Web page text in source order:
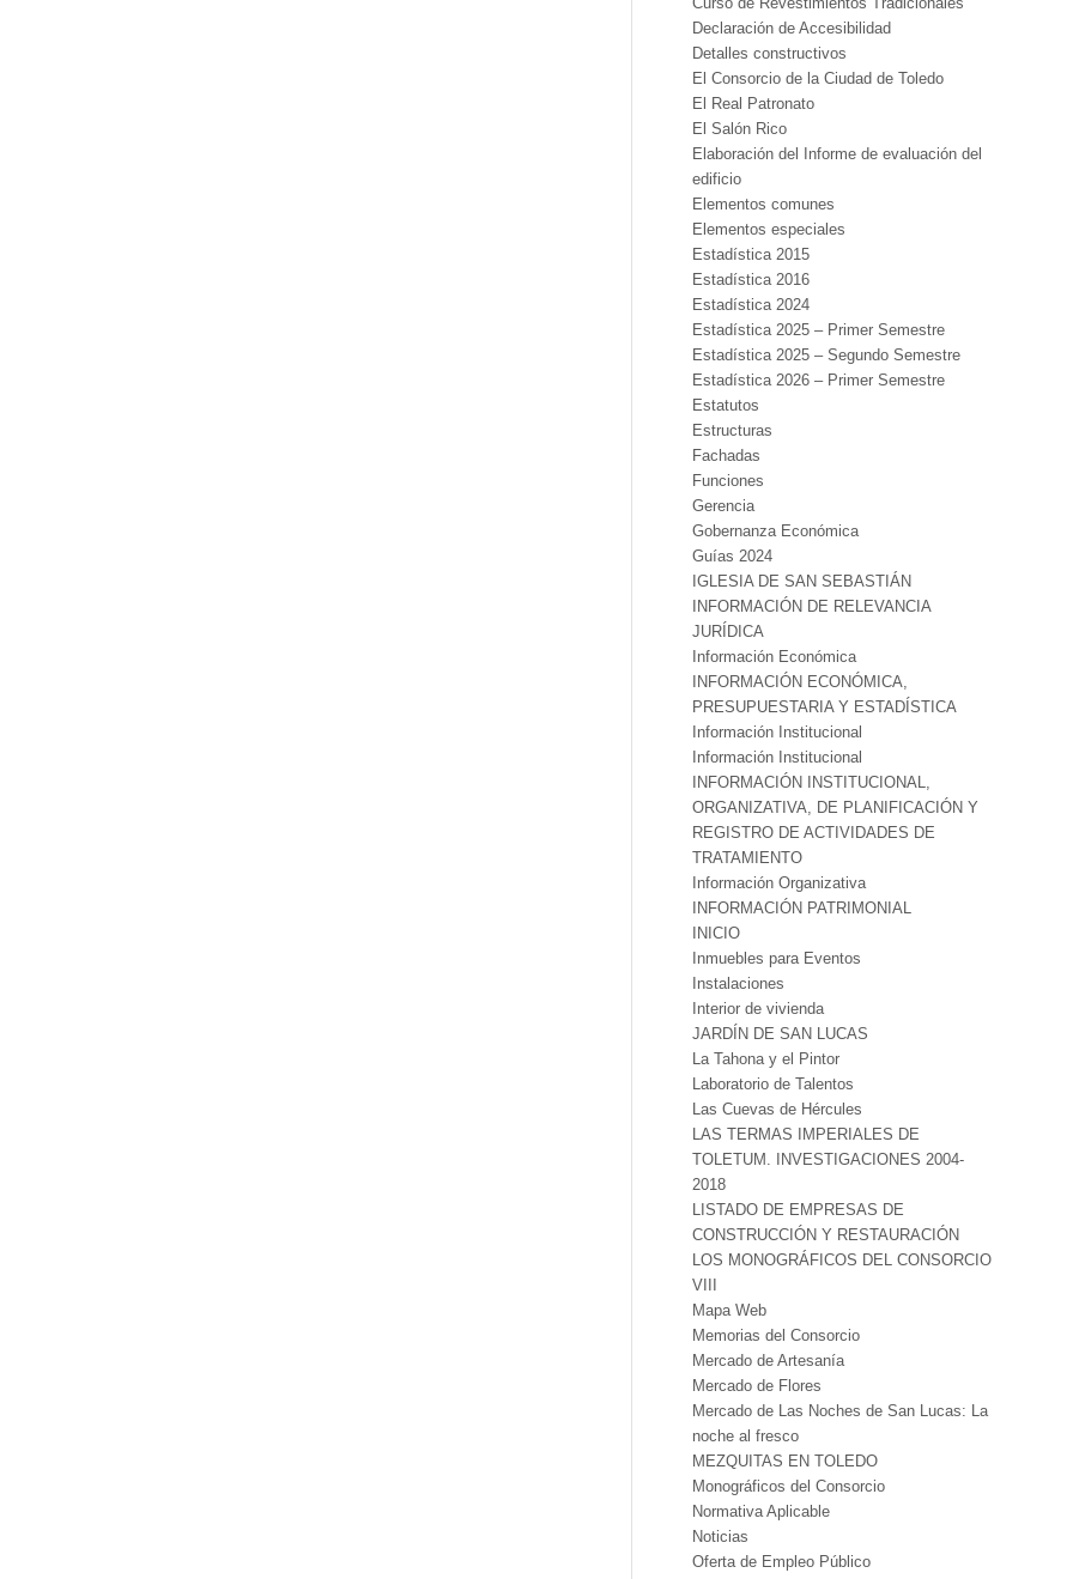
Declaración de Accesibilidad
Detalles constructivos
El Consorcio de la Ciudad de Toledo
El Real Patronato
El Salón Rico
Elaboración del Informe de evaluación del
edificio
Elementos comunes
Elementos especiales
Estadística 2015
Estadística 2016
Estadística 2024
Estadística 2025 – Primer Semestre
Estadística 2025 – Segundo Semestre
Estadística 2026 – Primer Semestre
Estatutos
Estructuras
Fachadas
Funciones
Gerencia
Gobernanza Económica
Guías 2024
IGLESIA DE SAN SEBASTIÁN
INFORMACIÓN DE RELEVANCIA
JURÍDICA
Información Económica
INFORMACIÓN ECONÓMICA,
PRESUPUESTARIA Y ESTADÍSTICA
Información Institucional
Información Institucional
INFORMACIÓN INSTITUCIONAL,
ORGANIZATIVA, DE PLANIFICACIÓN Y
REGISTRO DE ACTIVIDADES DE
TRATAMIENTO
Información Organizativa
INFORMACIÓN PATRIMONIAL
INICIO
Inmuebles para Eventos
Instalaciones
Interior de vivienda
JARDÍN DE SAN LUCAS
La Tahona y el Pintor
Laboratorio de Talentos
Las Cuevas de Hércules
LAS TERMAS IMPERIALES DE
TOLETUM. INVESTIGACIONES 2004-
2018
LISTADO DE EMPRESAS DE
CONSTRUCCIÓN Y RESTAURACIÓN
LOS MONOGRÁFICOS DEL CONSORCIO
VIII
Mapa Web
Memorias del Consorcio
Mercado de Artesanía
Mercado de Flores
Mercado de Las Noches de San Lucas: La
noche al fresco
MEZQUITAS EN TOLEDO
Monográficos del Consorcio
Normativa Aplicable
Noticias
Oferta de Empleo Público